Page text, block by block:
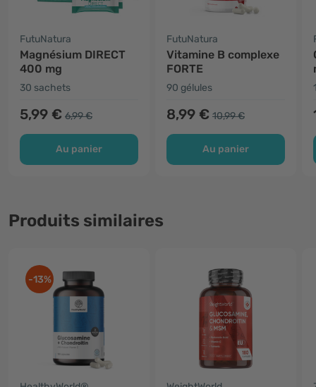
FutuNatura
Magnésium DIRECT
400 mg
30 sachets
5,99 € 6,99 €
Au panier
FutuNatura
Vitamine B complexe
FORTE
90 gélules
8,99 € 10,99 €
Au panier
Produits similaires
-13%